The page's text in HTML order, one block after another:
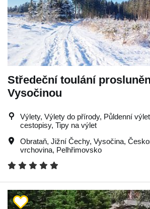
Středeční toulání
Vysočinou
Výlety, Výlety do přírody, Půldenní
cestopisy, Tipy na výlet
Obrataň, Jižní Čechy, Vysočina,
vrchovina, Pelhřimovsko